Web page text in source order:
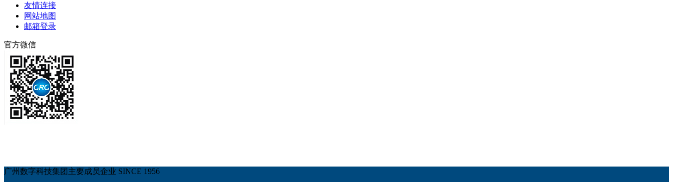
友情连接
网站地图
邮箱登录
官方微信
广州数字科技集团主要成员企业 SINCE 1956